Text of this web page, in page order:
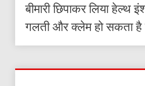
बीमारी छिपाकर लिया हेल्थ
गलती और क्लेम हो सकता है